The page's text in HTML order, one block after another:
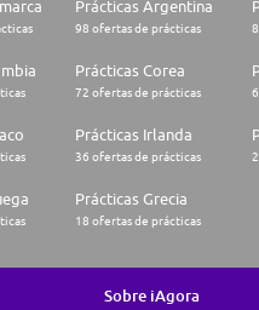
mit Behinderung. Bei gleicher
Bewerber:innen und diesen
für alle.
und Governance-Kriterien (ESG).
Choose Atos
Prácticas Argentina
98 ofertas de prácticas
Prácticas Corea
72 ofertas de prácticas
Prácticas Irlanda
36 ofertas de prácticas
Prácticas Grecia
18 ofertas de prácticas
Sobre iAgora